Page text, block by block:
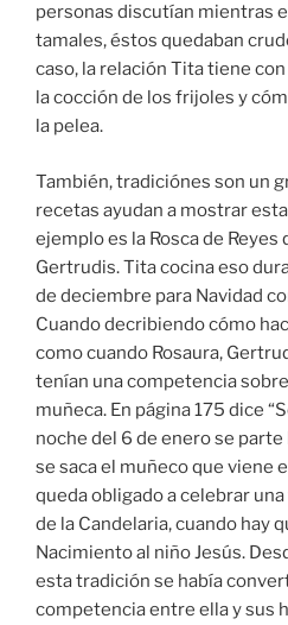
personas discutían mientras
tamales, éstos quedaban
caso, la relación Tita tiene
la cocción de los frijoles y
la pelea.
También, tradiciónes son un
recetas ayudan a mostrar
ejemplo es la Rosca de Reyes
Gertrudis. Tita cocina eso
de deciembre para Navidad
Cuando decribiendo cómo
como cuando Rosaura,
tenían una competencia
muñeca. En página 175 dice
noche del 6 de enero se parte
se saca el muñeco que viene
queda obligado a celebrar
de la Candelaria, cuando hay
Nacimiento al niño Jesús.
esta tradición se había
competencia entre ella y sus